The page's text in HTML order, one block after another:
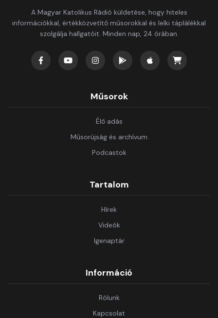
A Magyar Katolikus Rádió küldetése, hogy hiteles
információkkal, értékközvetítő műsorokkal és lelki táplálékkal
szolgálja hallgatóit. Minden nap, 24 órában.
Műsorok
Élő adás
Műsorújság és archívum
Podcastok
Tartalom
Hírek
Videók
Igenaptár
Információ
Rólunk
Kapcsolat